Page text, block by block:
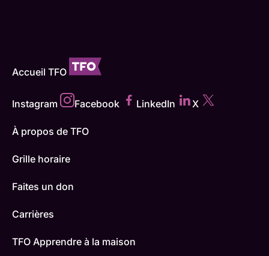
Accueil TFO
Instagram Facebook LinkedIn X
À propos de TFO
Grille horaire
Faites un don
Carrières
TFO Apprendre à la maison